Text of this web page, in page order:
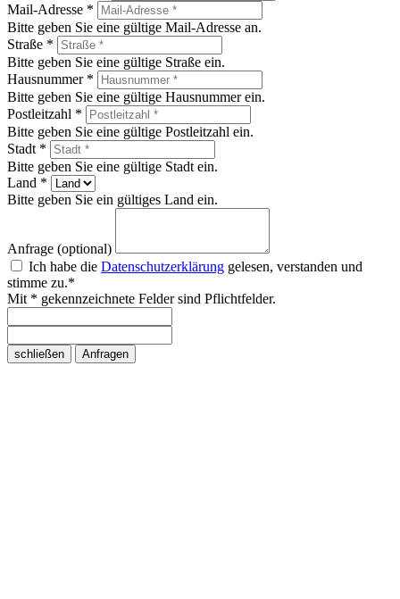
Mail-Adresse *
Bitte geben Sie eine gültige Mail-Adresse an.
Straße *
Bitte geben Sie eine gültige Straße ein.
Hausnummer *
Bitte geben Sie eine gültige Hausnummer ein.
Postleitzahl *
Bitte geben Sie eine gültige Postleitzahl ein.
Stadt *
Bitte geben Sie eine gültige Stadt ein.
Land *
Bitte geben Sie ein gültiges Land ein.
Anfrage (optional)
Ich habe die Datenschutzerklärung gelesen, verstanden und
stimme zu.*
Mit * gekennzeichnete Felder sind Pflichtfelder.
schließen Anfragen